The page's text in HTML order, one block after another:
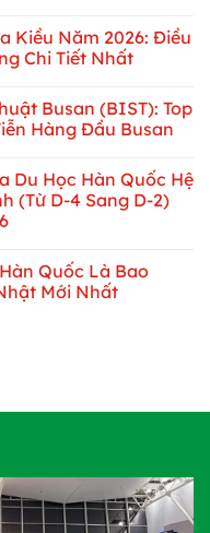
Kiều Năm 2026: Điều
Chi Tiết Nhất
Busan (BIST): Top
Hàng Đầu Busan
Du Học Hàn Quốc Hệ
(Từ D-4 Sang D-2)
Quốc Là Bao
Mới Nhất